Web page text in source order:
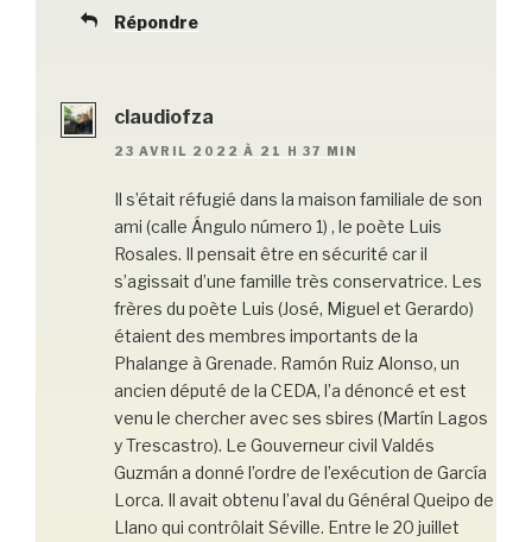
Répondre
claudiofza
23 AVRIL 2022 À 21 H 37 MIN
Il s’était réfugié dans la maison familiale de son
ami (calle Ángulo número 1) , le poète Luis
Rosales. Il pensait être en sécurité car il
s’agissait d’une famille très conservatrice. Les
frères du poète Luis (José, Miguel et Gerardo)
étaient des membres importants de la
Phalange à Grenade. Ramón Ruiz Alonso, un
ancien député de la CEDA, l’a dénoncé et est
venu le chercher avec ses sbires (Martín Lagos
y Trescastro). Le Gouverneur civil Valdés
Guzmán a donné l’ordre de l’exécution de García
Lorca. Il avait obtenu l’aval du Général Queipo de
Llano qui contrôlait Séville. Entre le 20 juillet